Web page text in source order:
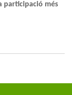
participació més